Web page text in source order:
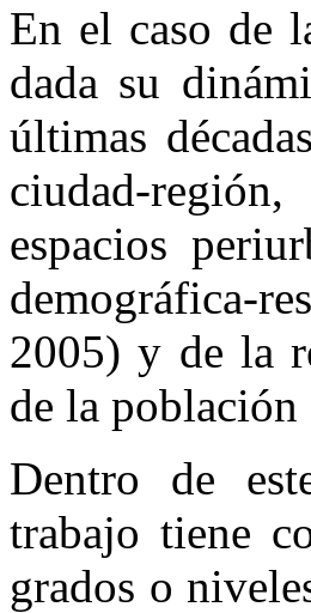
En el caso de
dada su
últimas
ciudad-
espacios
demográfica-
2005) y de la
de la
Dentro de
trabajo tiene
grados o